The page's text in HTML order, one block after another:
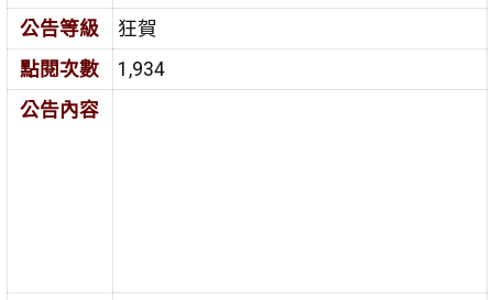
公告等級
狂賀
點閱次數
1,934
公告內容